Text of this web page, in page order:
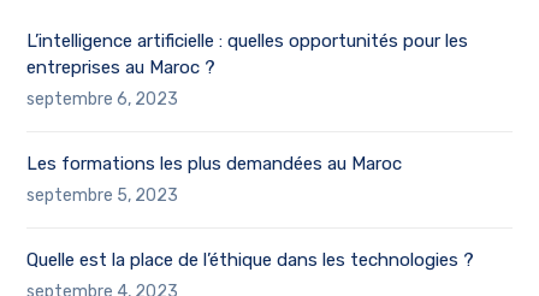
L’intelligence artificielle : quelles opportunités pour les
entreprises au Maroc ?
septembre 6, 2023
Les formations les plus demandées au Maroc
septembre 5, 2023
Quelle est la place de l’éthique dans les technologies ?